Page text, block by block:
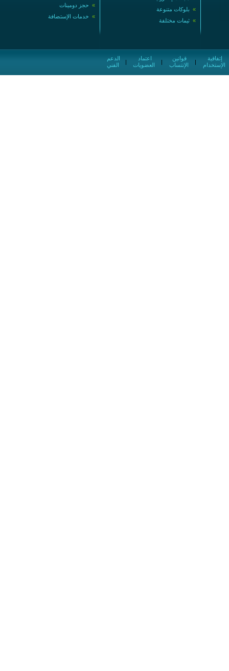
» حجز دومينات
» خدمات الإستضافة
» بلوكات متنوعة
» ثيمات مختلفة
الفني
|
العضويات
|
الإنتساب
|
الإستخدام